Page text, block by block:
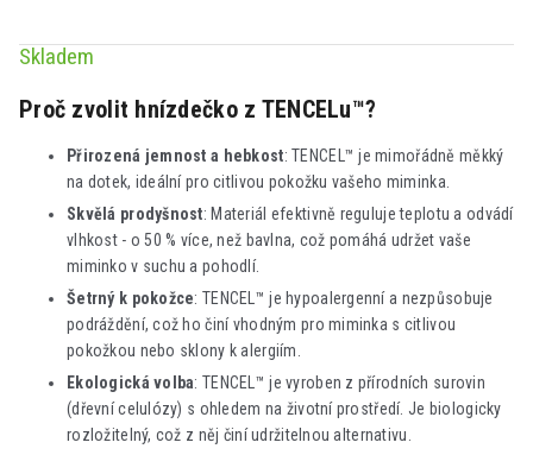
Skladem
Proč zvolit hnízdečko z TENCELu™?
Přirozená jemnost a hebkost: TENCEL™ je mimořádně měkký
na dotek, ideální pro citlivou pokožku vašeho miminka.
Skvělá prodyšnost: Materiál efektivně reguluje teplotu a odvádí
vlhkost - o 50 % více, než bavlna, což pomáhá udržet vaše
miminko v suchu a pohodlí.
Šetrný k pokožce: TENCEL™ je hypoalergenní a nezpůsobuje
podráždění, což ho činí vhodným pro miminka s citlivou
pokožkou nebo sklony k alergiím.
Ekologická volba: TENCEL™ je vyroben z přírodních surovin
(dřevní celulózy) s ohledem na životní prostředí. Je biologicky
rozložitelný, což z něj činí udržitelnou alternativu.